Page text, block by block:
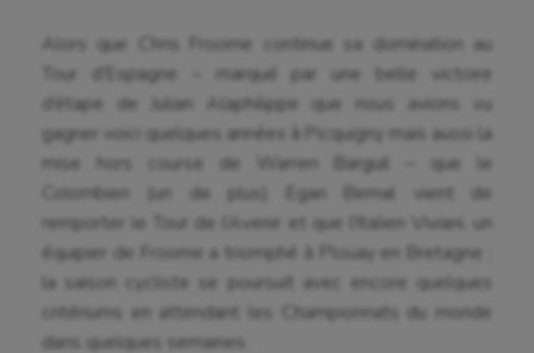
Alors que Chris Froome continue sa domination au
Tour d’Espagne – marqué par une belle victoire
d’étape de Julian Alaphilippe que nous avions vu
gagner voici quelques années à Picquigny mais aussi la
mise hors course de Warren Barguil – que le
Colombien (un de plus) Egan Bernal vient de
remporter le Tour de l’Avenir et que l’Italien Viviani, un
équipier de Froome a triomphé à Plouay en Bretagne ;
la saison cycliste se poursuit avec encore quelques
critériums en attendant les Championnats du monde
dans quelques semaines.